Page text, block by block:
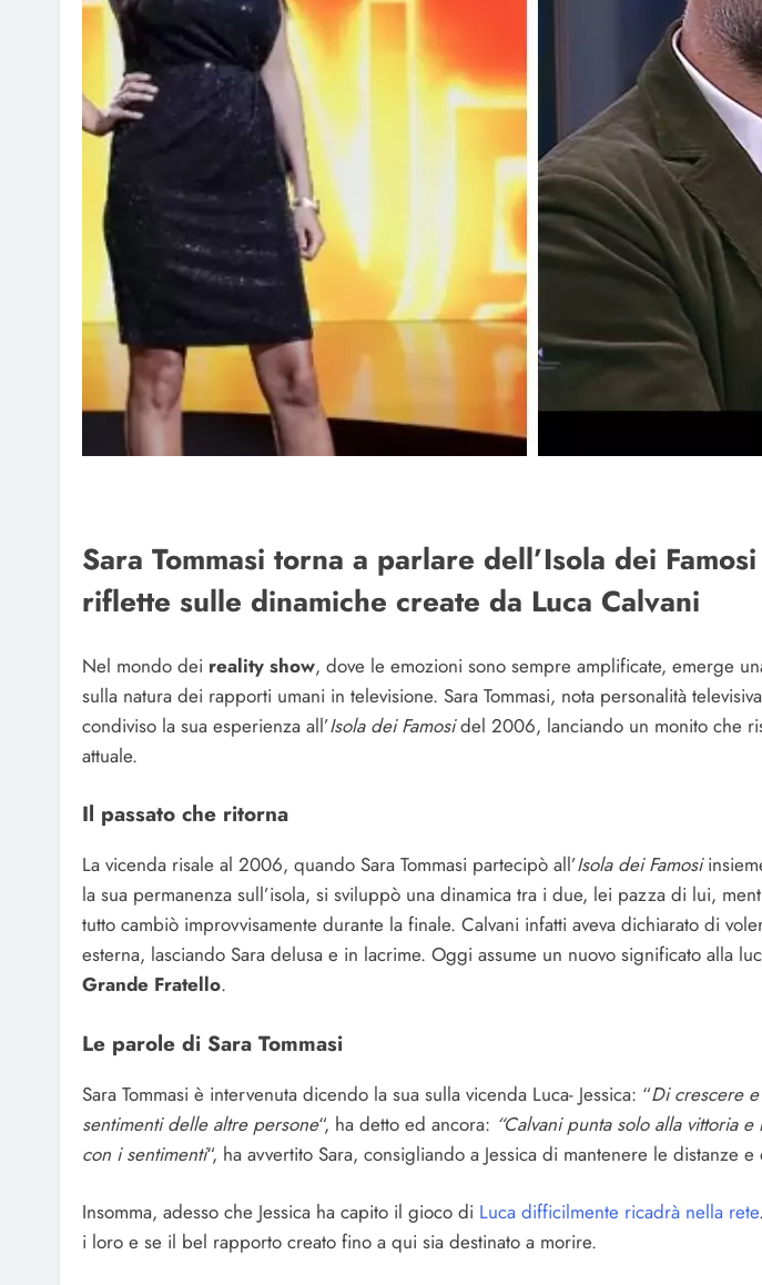
Sara Tommasi torna a parlare dell’Isola dei
riflette sulle dinamiche create da Luca Calvani
Nel mondo dei reality show, dove le emozioni sono sempre amplificate, emerge
sulla natura dei rapporti umani in televisione. Sara Tommasi, nota personalità
condiviso la sua esperienza all’Isola dei Famosidel 2006, lanciando un monito che
attuale.
Il passato che ritorna
La vicenda risale al 2006, quando Sara Tommasi partecipò all’Isola dei Famosi
la sua permanenza sull’isola, si sviluppò una dinamica tra i due, lei pazza di lui,
tutto cambiò improvvisamente durante la finale. Calvani infatti aveva dichiarato di
esterna, lasciando Sara delusa e in lacrime. Oggi assume un nuovo significato alla
Grande Fratello.
Le parole di Sara Tommasi
Sara Tommasi è intervenuta dicendo la sua sulla vicenda Luca- Jessica: “Di crescere
sentimenti delle altre persone“, ha detto ed ancora: “Calvani punta solo alla vittoria
con i sentimenti“, ha avvertito Sara, consigliando a Jessica di mantenere le distanze
Insomma, adesso che Jessica ha capito il gioco di Luca difficilmente ricadrà nella rete
i loro e se il bel rapporto creato fino a qui sia destinato a morire.